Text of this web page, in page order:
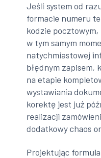
Jeśli system od
formacie numeru
kodzie
w tym samym
natychmiastowej
błędnym zapisem,
na etapie
wystawiania
korektę jest już
realizacji
dodatkowy chaos
Projektując